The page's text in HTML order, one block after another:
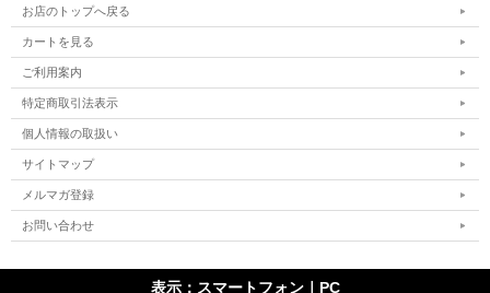
お店のトップへ戻る
カートを見る
ご利用案内
特定商取引法表示
個人情報の取扱い
サイトマップ
メルマガ登録
お問い合わせ
表示：スマートフォン｜ PC